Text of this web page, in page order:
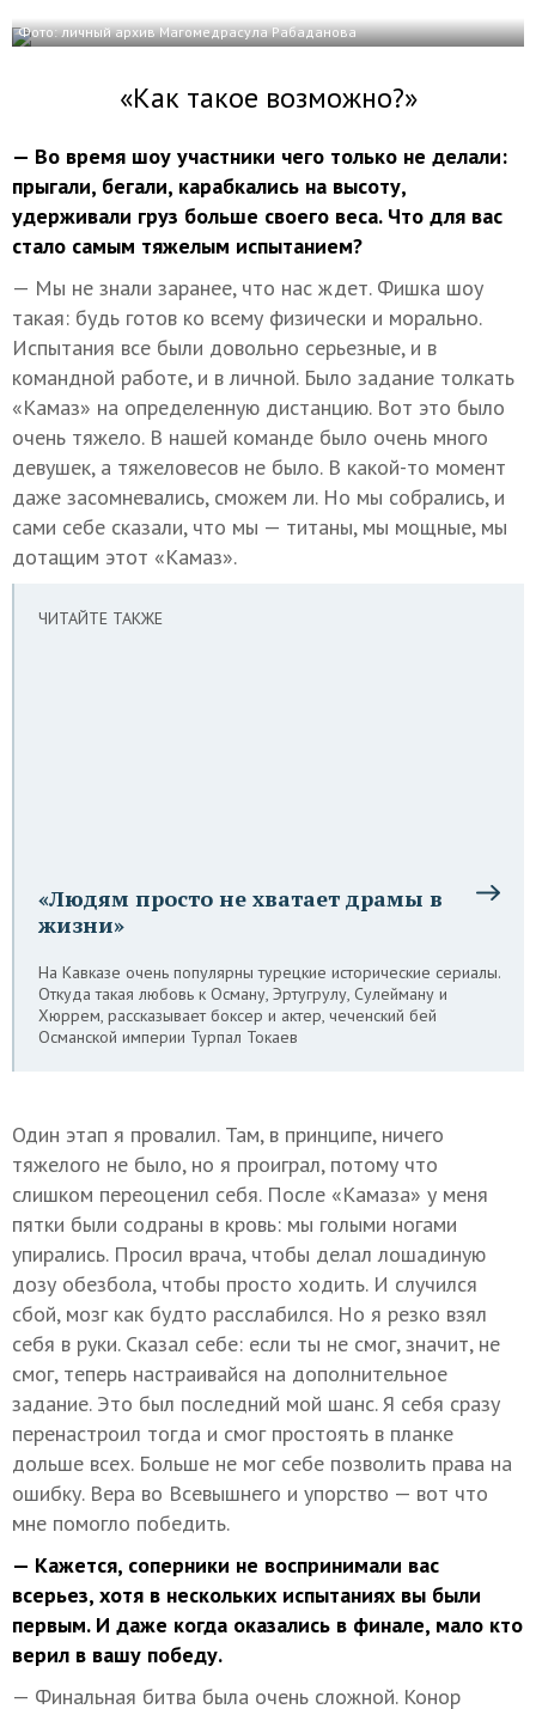
Фото: личный архив Магомедрасула Рабаданова
«Как такое возможно?»
— Во время шоу участники чего только не делали:
прыгали, бегали, карабкались на высоту,
удерживали груз больше своего веса. Что для вас
стало самым тяжелым испытанием?
— Мы не знали заранее, что нас ждет. Фишка шоу
такая: будь готов ко всему физически и морально.
Испытания все были довольно серьезные, и в
командной работе, и в личной. Было задание толкать
«Камаз» на определенную дистанцию. Вот это было
очень тяжело. В нашей команде было очень много
девушек, а тяжеловесов не было. В какой-то момент
даже засомневались, сможем ли. Но мы собрались, и
сами себе сказали, что мы — титаны, мы мощные, мы
дотащим этот «Камаз».
ЧИТАЙТЕ ТАКЖЕ
«Людям просто не хватает драмы в
жизни»
На Кавказе очень популярны турецкие исторические сериалы.
Откуда такая любовь к Осману, Эртугрулу, Сулейману и
Хюррем, рассказывает боксер и актер, чеченский бей
Османской империи Турпал Токаев
Один этап я провалил. Там, в принципе, ничего
тяжелого не было, но я проиграл, потому что
слишком переоценил себя. После «Камаза» у меня
пятки были содраны в кровь: мы голыми ногами
упирались. Просил врача, чтобы делал лошадиную
дозу обезбола, чтобы просто ходить. И случился
сбой, мозг как будто расслабился. Но я резко взял
себя в руки. Сказал себе: если ты не смог, значит, не
смог, теперь настраивайся на дополнительное
задание. Это был последний мой шанс. Я себя сразу
перенастроил тогда и смог простоять в планке
дольше всех. Больше не мог себе позволить права на
ошибку. Вера во Всевышнего и упорство — вот что
мне помогло победить.
— Кажется, соперники не воспринимали вас
всерьез, хотя в нескольких испытаниях вы были
первым. И даже когда оказались в финале, мало кто
верил в вашу победу.
— Финальная битва была очень сложной. Конор